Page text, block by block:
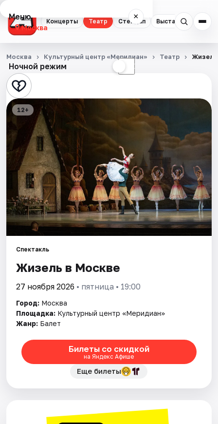
Концерты Театр Стендап Выставки
Меню ×
Москва
Концерты
Театр
Стендап
Выставки
Квесты
Экскурсии
Спорт
События
Площадки
Артисты
Рейтинги
Ночной режим ☾
Москва Культурный центр «Меридиан» Театр Жизель
12+
Спектакль
Жизель в Москве
27 ноября 2026 • пятница • 19:00
Город: Москва
Площадка: Культурный центр «Меридиан»
Жанр: Балет
Билеты со скидкой
на Яндекс Афише
Еще билеты